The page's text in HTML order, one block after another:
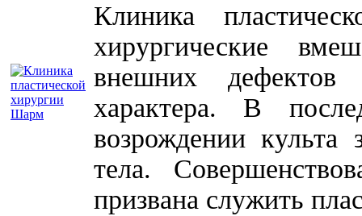
Клиника
хирургические
внешних дефектов
характера. В
возрождении культа
тела.
призвана служить